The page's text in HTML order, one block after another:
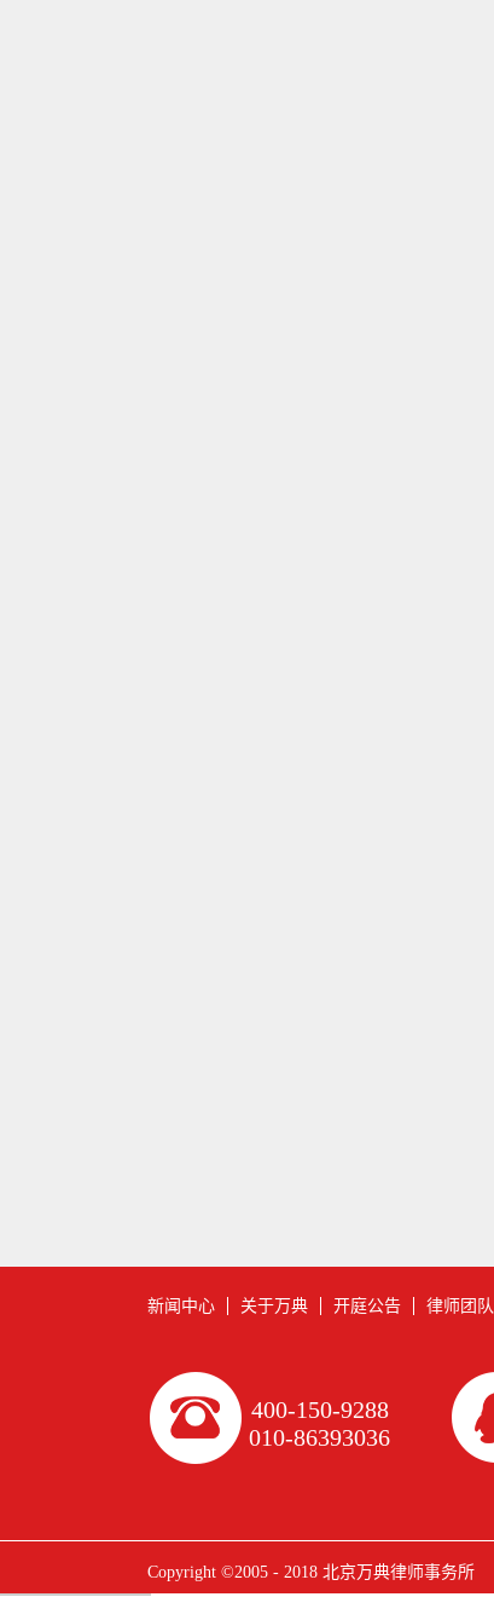
新闻中心 关于万典 开庭公告 律师团队
400-150-9288
010-86393036
Copyright ©2005 - 2018 北京万典律师事务所